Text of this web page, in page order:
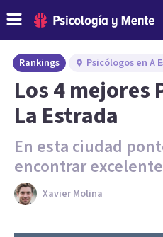
Rankings Psicólogos en A
Los 4 mejores
La Estrada
En esta ciudad
encontrar
Xavier Molina